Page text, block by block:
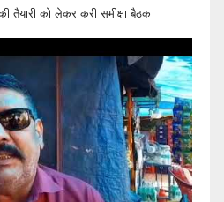
को लेकर करी समीक्षा बैठक